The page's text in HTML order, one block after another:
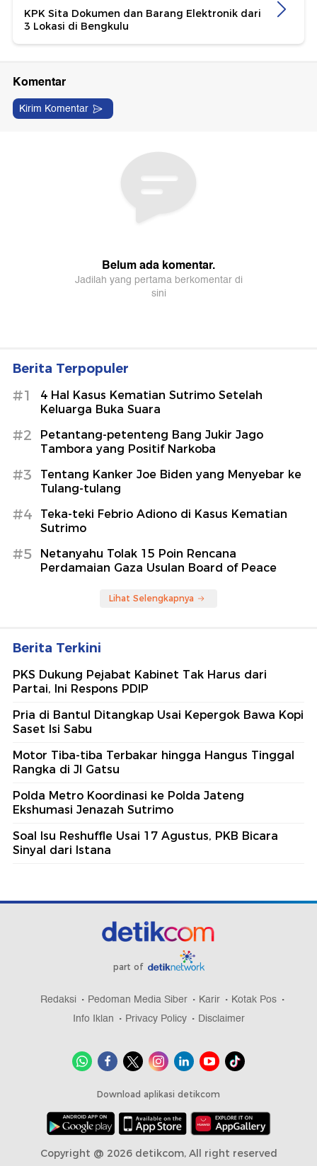
KPK Sita Dokumen dan Barang Elektronik dari
3 Lokasi di Bengkulu
Berita Terpopuler
#1
4 Hal Kasus Kematian Sutrimo Setelah
Keluarga Buka Suara
#2
Petantang-petenteng Bang Jukir Jago
Tambora yang Positif Narkoba
#3
Tentang Kanker Joe Biden yang Menyebar ke
Tulang-tulang
#4
Teka-teki Febrio Adiono di Kasus Kematian
Sutrimo
#5
Netanyahu Tolak 15 Poin Rencana
Perdamaian Gaza Usulan Board of Peace
Lihat Selengkapnya
Berita Terkini
PKS Dukung Pejabat Kabinet Tak Harus dari
Partai, Ini Respons PDIP
Pria di Bantul Ditangkap Usai Kepergok Bawa Kopi
Saset Isi Sabu
Motor Tiba-tiba Terbakar hingga Hangus Tinggal
Rangka di Jl Gatsu
Polda Metro Koordinasi ke Polda Jateng
Ekshumasi Jenazah Sutrimo
Soal Isu Reshuffle Usai 17 Agustus, PKB Bicara
Sinyal dari Istana
part of
Redaksi Pedoman Media Siber Karir
Kotak Pos
Info Iklan
Privacy Policy Disclaimer
Download aplikasi detikcom
Copyright @ 2026 detikcom, All right reserved